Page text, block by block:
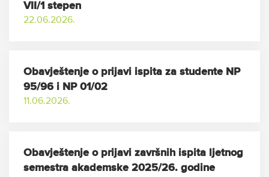
VII/1 stepen
22.06.2026.
Obavještenje o prijavi ispita za studente NP
95/96 i NP 01/02
11.06.2026.
Obavještenje o prijavi završnih ispita ljetnog
semestra akademske 2025/26. godine